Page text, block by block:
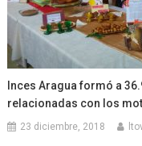
Inces Aragua formó a
relacionadas con los
23 diciembre, 2018